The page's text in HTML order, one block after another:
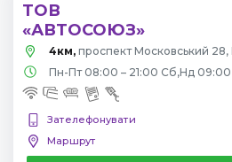
ТОВ
«АВТОСОЮЗ»
4км, проспект Московський 28,
Пн-Пт 08:00 – 21:00 Сб,Нд
Зателефонувати
Маршрут